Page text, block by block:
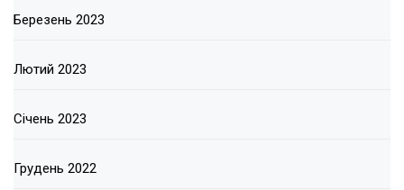
Березень 2023
Лютий 2023
Січень 2023
Грудень 2022